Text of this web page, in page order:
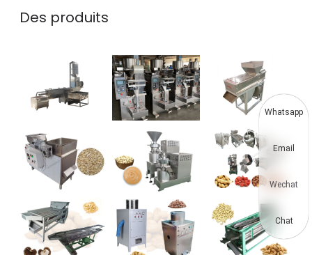
Des produits
Whatsapp
Email
Wechat
Chat